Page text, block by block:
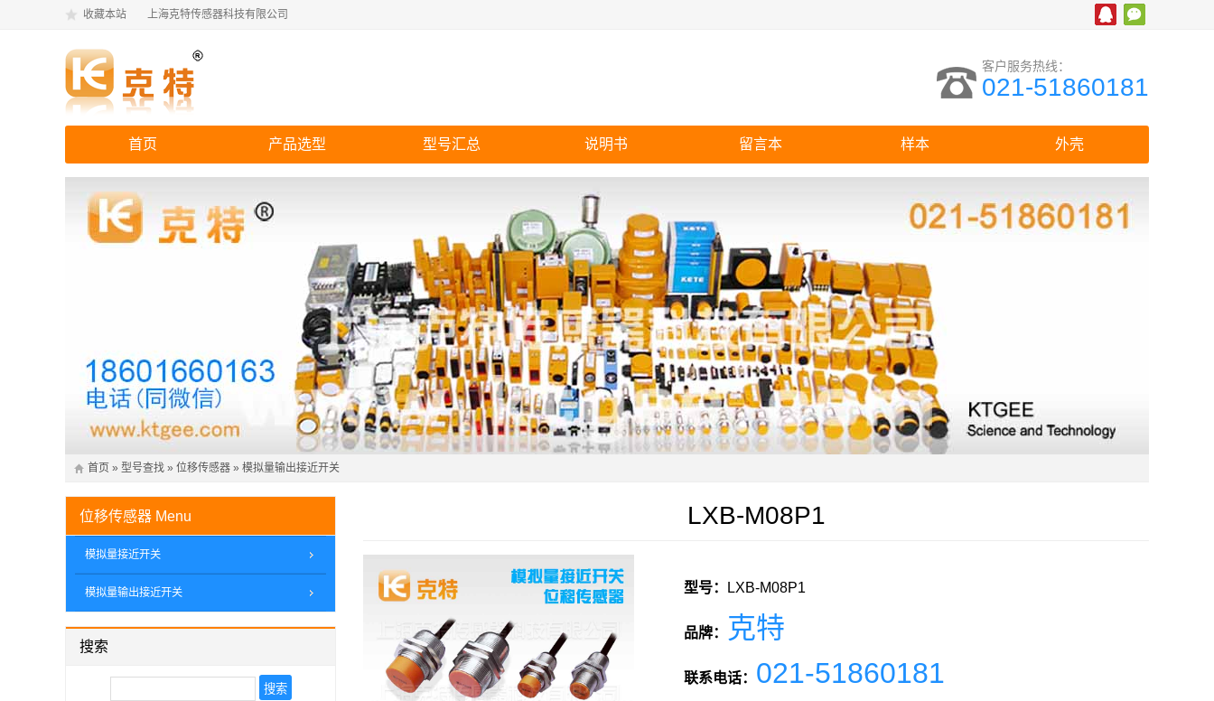
收藏本站 上海克特传感器科技有限公司
客户服务热线：
021-51860181
首页 产品选型 型号汇总 说明书 留言本 样本 外壳
首页 » 型号查找 » 位移传感器 » 模拟量输出接近开关
LXB-M08P1
型号： LXB-M08P1
品牌： 克特
联系电话： 021-51860181
位移传感器 Menu
模拟量接近开关
模拟量输出接近开关
搜索